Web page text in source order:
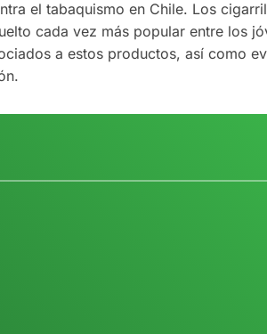
el tabaquismo en Chile. Los
cada vez más popular entre los
a estos productos, así como